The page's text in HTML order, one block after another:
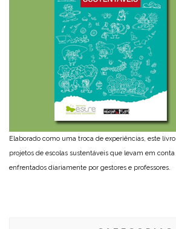
Elaborado como uma troca de experiências, este
projetos de escolas sustentáveis que levam em conta
enfrentados diariamente por gestores e professores.